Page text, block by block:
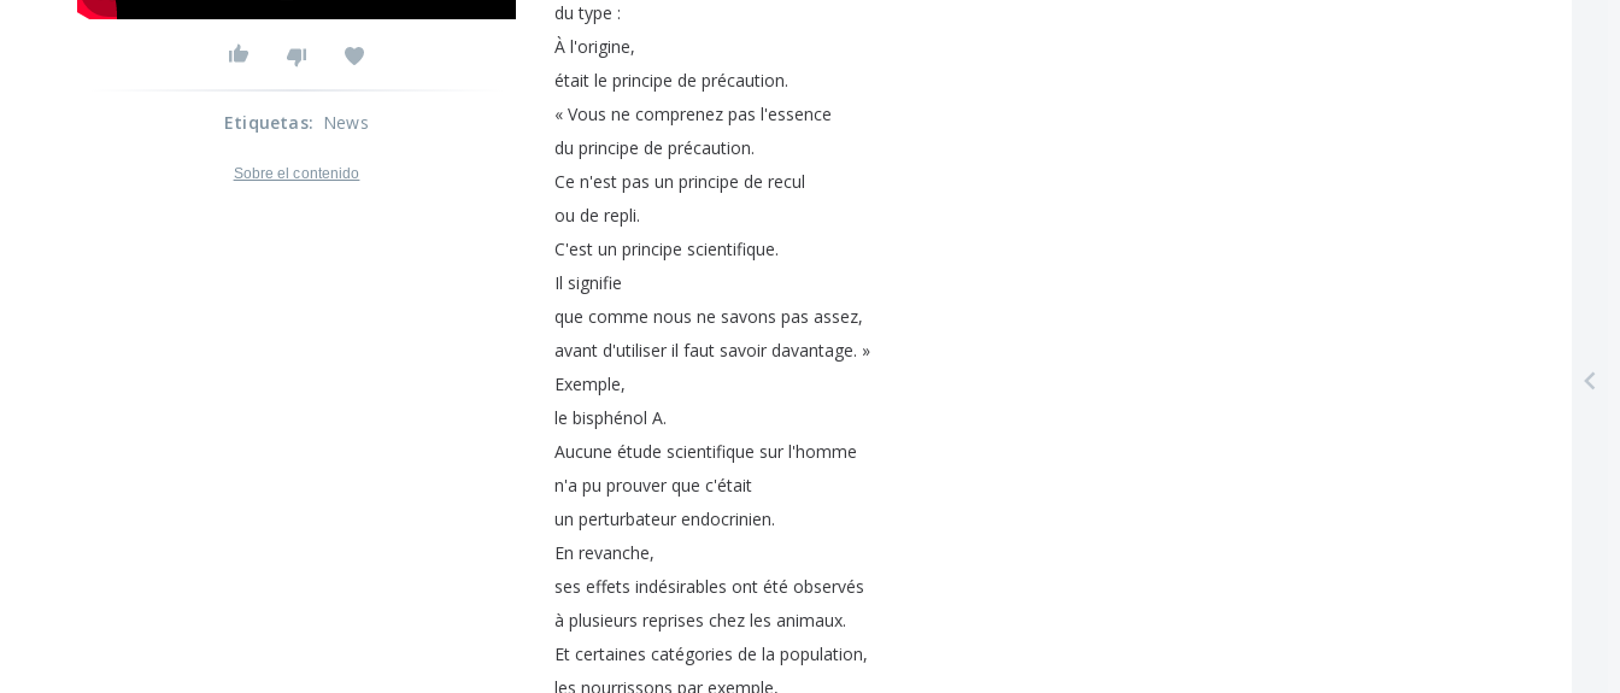
du type :
À l'origine,
était le principe de précaution.
« Vous ne comprenez pas l'essence
du principe de précaution.
Ce n'est pas un principe de recul
ou de repli.
C'est un principe scientifique.
Il signifie
que comme nous ne savons pas assez,
avant d'utiliser il faut savoir davantage. »
Exemple,
le bisphénol A.
Aucune étude scientifique sur l'homme
n'a pu prouver que c'était
un perturbateur endocrinien.
En revanche,
ses effets indésirables ont été observés
à plusieurs reprises chez les animaux.
Et certaines catégories de la population,
les nourrissons par exemple,
Etiquetas: News
Sobre el contenido